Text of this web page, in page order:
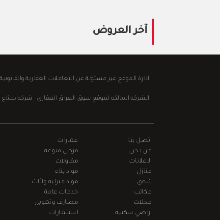
آخر العروض
ادارة الموقع غير مسئولة عن التعاملات العقارية
الشركة المالكة لموقع سوق العراق العقاري - شركة صناع الابداع
اتصل بنا
من نحن
الاعلانات
منازل
شقق
مكاتب
محلات
اراضي سكنية
عمارات
فرص منوعة
مقاولات
مواد بناء
مواد منزلية واثاث
خدمات عامة
مصارف وتمويل
استثمارات